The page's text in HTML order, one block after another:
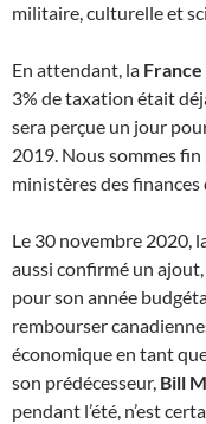
militaire, culturelle et
En attendant, la France
3% de taxation était
sera perçue un jour
2019. Nous sommes fin
ministères des finances
Le 30 novembre 2020,
aussi confirmé un
pour son année
rembourser
économique en tant
son prédécesseur, Bill
pendant l’été, n’est